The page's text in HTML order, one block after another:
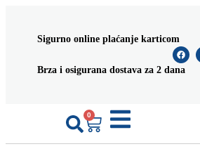
Sigurno online plaćanje karticom
Brza i osigurana dostava za 2 dana
0